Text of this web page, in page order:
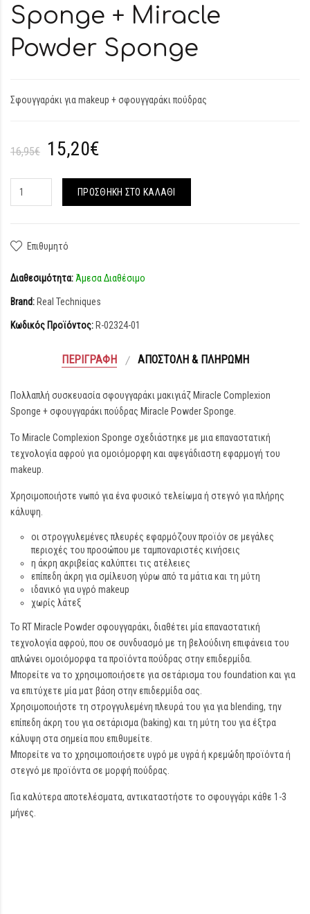
Sponge + Miracle
Powder Sponge
Σφουγγαράκι για makeup + σφουγγαράκι πούδρας
16,95€ 15,20€
ΠΡΟΣΘΉΚΗ ΣΤΟ ΚΑΛΆΘΙ
Επιθυμητό
Διαθεσιμότητα: Άμεσα Διαθέσιμο
Brand: Real Techniques
Κωδικός Προϊόντος: R-02324-01
ΠΕΡΙΓΡΑΦΉ ΑΠΟΣΤΟΛΉ & ΠΛΗΡΩΜΉ
Πολλαπλή συσκευασία σφουγγαράκι μακιγιάζ Miracle Complexion
Sponge + σφουγγαράκι πούδρας Miracle Powder Sponge.
To Miracle Complexion Sponge σχεδιάστηκε με μια επαναστατική
τεχνολογία αφρού για ομοιόμορφη και αψεγάδιαστη εφαρμογή του
makeup.
Χρησιμοποιήστε νωπό για ένα φυσικό τελείωμα ή στεγνό για πλήρης
κάλυψη.
οι στρογγυλεμένες πλευρές εφαρμόζουν προϊόν σε μεγάλες
περιοχές του προσώπου με ταμποναριστές κινήσεις
η άκρη ακριβείας καλύπτει τις ατέλειες
επίπεδη άκρη για σμίλευση γύρω από τα μάτια και τη μύτη
ιδανικό για υγρό makeup
χωρίς λάτεξ
Το RT Miracle Powder σφουγγαράκι, διαθέτει μία επαναστατική
τεχνολογία αφρού, που σε συνδυασμό με τη βελούδινη επιφάνεια του
απλώνει ομοιόμορφα τα προϊόντα πούδρας στην επιδερμίδα.
Μπορείτε να το χρησιμοποιήσετε για σετάρισμα του foundation και για
να επιτύχετε μία ματ βάση στην επιδερμίδα σας.
Χρησιμοποιήστε τη στρογγυλεμένη πλευρά του για για blending, την
επίπεδη άκρη του για σετάρισμα (baking) και τη μύτη του για έξτρα
κάλυψη στα σημεία που επιθυμείτε.
Μπορείτε να το χρησιμοποιήσετε υγρό με υγρά ή κρεμώδη προϊόντα ή
στεγνό με προϊόντα σε μορφή πούδρας.
Για καλύτερα αποτελέσματα, αντικαταστήστε το σφουγγάρι κάθε 1-3
μήνες.